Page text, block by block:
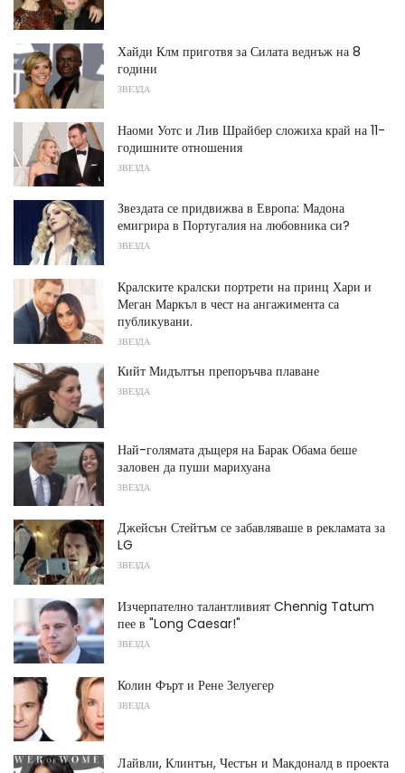
Хайди Клм приготвя за Силата веднъж на 8
години
ЗВЕЗДА
Наоми Уотс и Лив Шрайбер сложиха край на 11-
годишните отношения
ЗВЕЗДА
Звездата се придвижва в Европа: Мадона
емигрира в Португалия на любовника си?
ЗВЕЗДА
Кралските кралски портрети на принц Хари и
Меган Маркъл в чест на ангажимента са
публикувани.
ЗВЕЗДА
Кийт Мидълтън препоръчва плаване
ЗВЕЗДА
Най-голямата дъщеря на Барак Обама беше
заловен да пуши марихуана
ЗВЕЗДА
Джейсън Стейтъм се забавляваше в рекламата за
LG
ЗВЕЗДА
Изчерпателно талантливият Chennig Tatum
пее в "Long Caesar!"
ЗВЕЗДА
Колин Фърт и Рене Зелуегер
ЗВЕЗДА
Лайвли, Клинтън, Честън и Макдоналд в проекта